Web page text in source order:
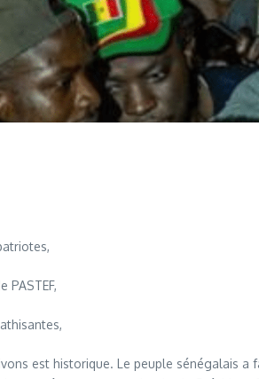
PASTEF,
est historique. Le peuple sénégalais a